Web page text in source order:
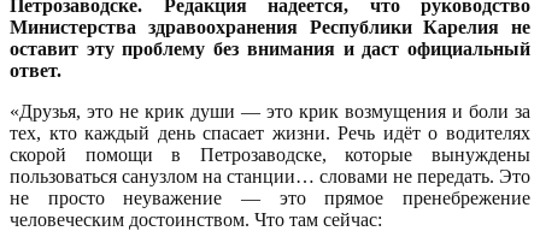
Петрозаводске. Редакция надеется, что руководство
Министерства здравоохранения Республики Карелия не
оставит эту проблему без внимания и даст официальный
ответ.
«Друзья, это не крик души — это крик возмущения и боли за
тех, кто каждый день спасает жизни. Речь идёт о водителях
скорой помощи в Петрозаводске, которые вынуждены
пользоваться санузлом на станции… словами не передать. Это
не просто неуважение — это прямое пренебрежение
человеческим достоинством. Что там сейчас: